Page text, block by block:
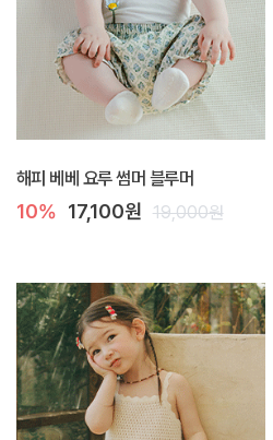
해피 베베 요루 썸머 블루머
10% 17,100원 19,000원